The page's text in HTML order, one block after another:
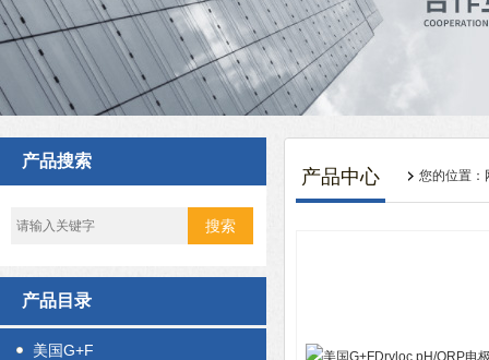
产品搜索
产品目录
美国G+F
产品中心 您的位置：